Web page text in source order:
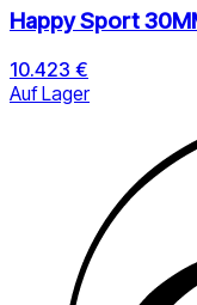
Happy Sport
10.423 €
Auf Lager